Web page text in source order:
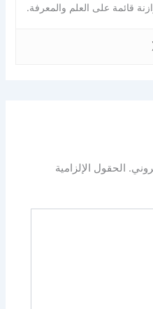
قائمة على العلم والمعرفة.
الحقول الإلزامية